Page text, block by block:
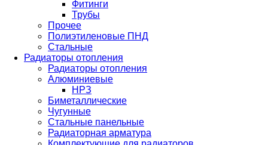
Фитинги
Трубы
Прочее
Полиэтиленовые ПНД
Стальные
Радиаторы отопления
Радиаторы отопления
Алюминиевые
НРЗ
Биметаллические
Чугунные
Стальные панельные
Радиаторная арматура